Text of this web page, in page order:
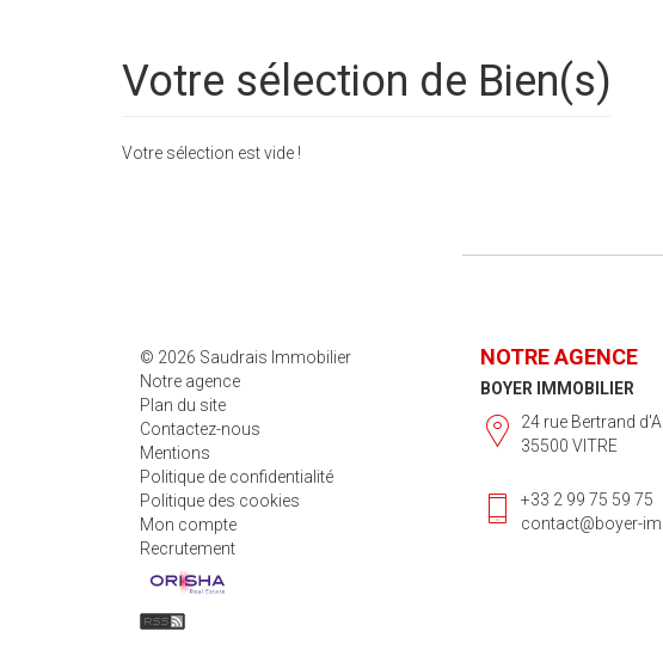
Votre sélection de Bien(s)
Votre sélection est vide !
© 2026 Saudrais Immobilier
Notre agence
Plan du site
Contactez-nous
Mentions
Politique de confidentialité
Politique des cookies
Mon compte
Recrutement
NOTRE AGENCE
BOYER IMMOBILIER
24 rue Bertrand
35500 VITRE
+33 2 99 75 59 75
contact@boyer-